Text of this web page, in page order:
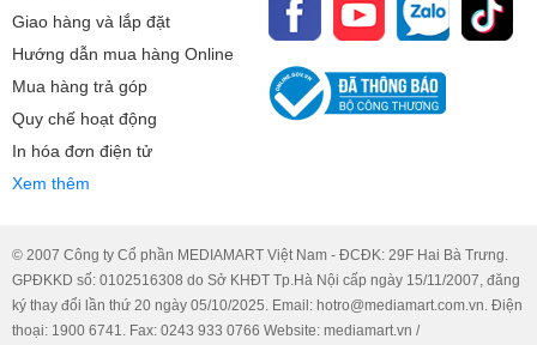
Giao hàng và lắp đặt
Hướng dẫn mua hàng Online
Mua hàng trả góp
Quy chế hoạt động
In hóa đơn điện tử
Xem thêm
© 2007 Công ty Cổ phần MEDIAMART Việt Nam - ĐCĐK: 29F Hai Bà Trưng.
GPĐKKD số: 0102516308 do Sở KHĐT Tp.Hà Nội cấp ngày 15/11/2007, đăng
ký thay đổi lần thứ 20 ngày 05/10/2025. Email: hotro@mediamart.com.vn. Điện
thoại: 1900 6741. Fax: 0243 933 0766 Website: mediamart.vn /